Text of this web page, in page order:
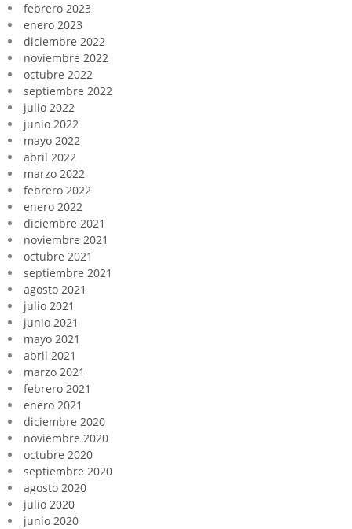
febrero 2023
enero 2023
diciembre 2022
noviembre 2022
octubre 2022
septiembre 2022
julio 2022
junio 2022
mayo 2022
abril 2022
marzo 2022
febrero 2022
enero 2022
diciembre 2021
noviembre 2021
octubre 2021
septiembre 2021
agosto 2021
julio 2021
junio 2021
mayo 2021
abril 2021
marzo 2021
febrero 2021
enero 2021
diciembre 2020
noviembre 2020
octubre 2020
septiembre 2020
agosto 2020
julio 2020
junio 2020